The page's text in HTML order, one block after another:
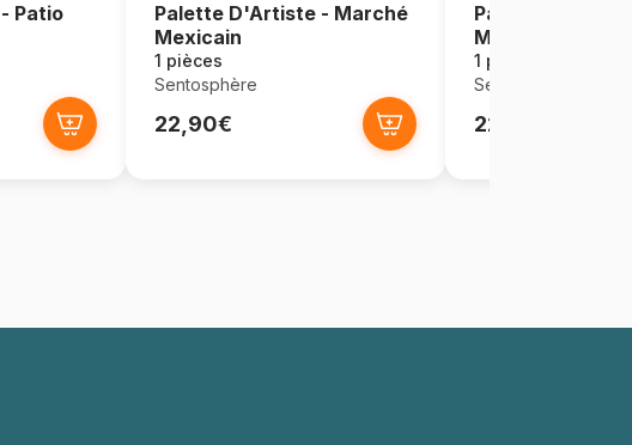
Patio
Palette D'Artiste - Marché
Mexicain
1 pièces
Sentosphère
22,90€
Palette
Marrakech
1 pièces
Sentosphère
22,90€